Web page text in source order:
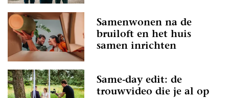
Samenwonen na de
bruiloft en het huis
samen inrichten
Same-day edit: de
trouwvideo die je al op